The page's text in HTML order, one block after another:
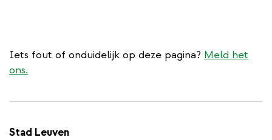
Iets fout of onduidelijk op deze pagina? Meld het
ons.
Stad Leuven